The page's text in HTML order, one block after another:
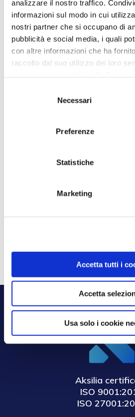
analizzare il nostro traffico.
informazioni sul modo in cui
nostri partner che si occupano di
pubblicità e social media, i quali
con altre informazioni che ha
raccolto dal suo utilizzo dei loro
Necessari
Preferenze
Statistiche
Marketing
Accetta tutti i
Accetta
Usa solo i cookie
4.0industria 4.0 Lucca
industry 4.0
privacy lucca
ransomware sicurezza
informatica
sicurezza
sicurezza
LATEST
artificiale in Italia
la tua azienda con Aksilia Suite
Parità di Genere in
Opportunità con la
Luglio
Aksilia
ISO
ISO